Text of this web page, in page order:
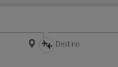
Destino